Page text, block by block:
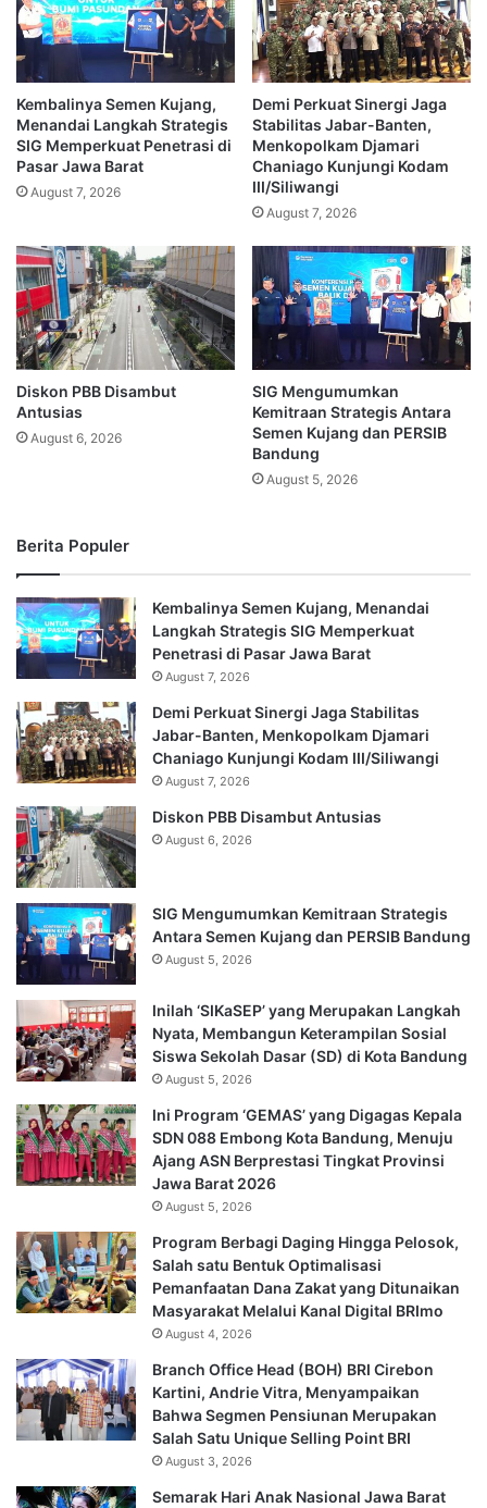
Kembalinya Semen Kujang,
Menandai Langkah Strategis
SIG Memperkuat Penetrasi di
Pasar Jawa Barat
August 7, 2026
Demi Perkuat Sinergi Jaga
Stabilitas Jabar-Banten,
Menkopolkam Djamari
Chaniago Kunjungi Kodam
III/Siliwangi
August 7, 2026
Diskon PBB Disambut
Antusias
August 6, 2026
SIG Mengumumkan
Kemitraan Strategis Antara
Semen Kujang dan PERSIB
Bandung
August 5, 2026
Berita Populer
Kembalinya Semen Kujang, Menandai
Langkah Strategis SIG Memperkuat
Penetrasi di Pasar Jawa Barat
August 7, 2026
Demi Perkuat Sinergi Jaga Stabilitas
Jabar-Banten, Menkopolkam Djamari
Chaniago Kunjungi Kodam III/Siliwangi
August 7, 2026
Diskon PBB Disambut Antusias
August 6, 2026
SIG Mengumumkan Kemitraan Strategis
Antara Semen Kujang dan PERSIB Bandung
August 5, 2026
Inilah ‘SIKaSEP’ yang Merupakan Langkah
Nyata, Membangun Keterampilan Sosial
Siswa Sekolah Dasar (SD) di Kota Bandung
August 5, 2026
Ini Program ‘GEMAS’ yang Digagas Kepala
SDN 088 Embong Kota Bandung, Menuju
Ajang ASN Berprestasi Tingkat Provinsi
Jawa Barat 2026
August 5, 2026
Program Berbagi Daging Hingga Pelosok,
Salah satu Bentuk Optimalisasi
Pemanfaatan Dana Zakat yang Ditunaikan
Masyarakat Melalui Kanal Digital BRImo
August 4, 2026
Branch Office Head (BOH) BRI Cirebon
Kartini, Andrie Vitra, Menyampaikan
Bahwa Segmen Pensiunan Merupakan
Salah Satu Unique Selling Point BRI
August 3, 2026
Semarak Hari Anak Nasional Jawa Barat